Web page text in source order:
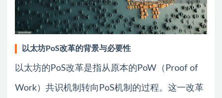
以太坊PoS改革的背景与必要性
以太坊的PoS改革是指从原本的PoW（Proof of
Work）共识机制转向PoS机制的过程。这一改革